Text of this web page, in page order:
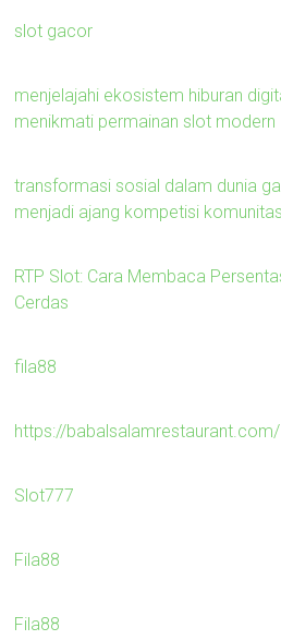
slot gacor
menjelajahi ekosistem hiburan
menikmati permainan slot modern
transformasi sosial dalam dunia
menjadi ajang kompetisi komunitas
RTP Slot: Cara Membaca
Cerdas
fila88
https://babalsalamrestaurant.com/
Slot777
Fila88
Fila88